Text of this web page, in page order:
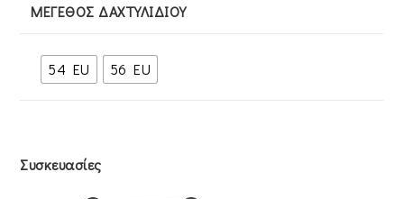
ΜΈΓΕΘΟΣ ΔΑΧΤΥΛΙΔΙΟΎ
54 EU 56 EU
Συσκευασίες